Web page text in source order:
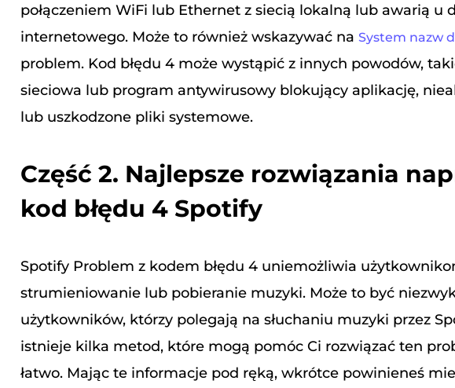
połączeniem WiFi lub Ethernet z siecią lokalną lub awarią u
internetowego. Może to również wskazywać na System nazw
problem. Kod błędu 4 może wystąpić z innych powodów,
sieciowa lub program antywirusowy blokujący aplikację,
lub uszkodzone pliki systemowe.
Część 2. Najlepsze rozwiązania
kod błędu 4 Spotify
Spotify Problem z kodem błędu 4 uniemożliwia
strumieniowanie lub pobieranie muzyki. Może to być
użytkowników, którzy polegają na słuchaniu muzyki przez
istnieje kilka metod, które mogą pomóc Ci rozwiązać ten
łatwo. Mając te informacje pod ręką, wkrótce powinieneś